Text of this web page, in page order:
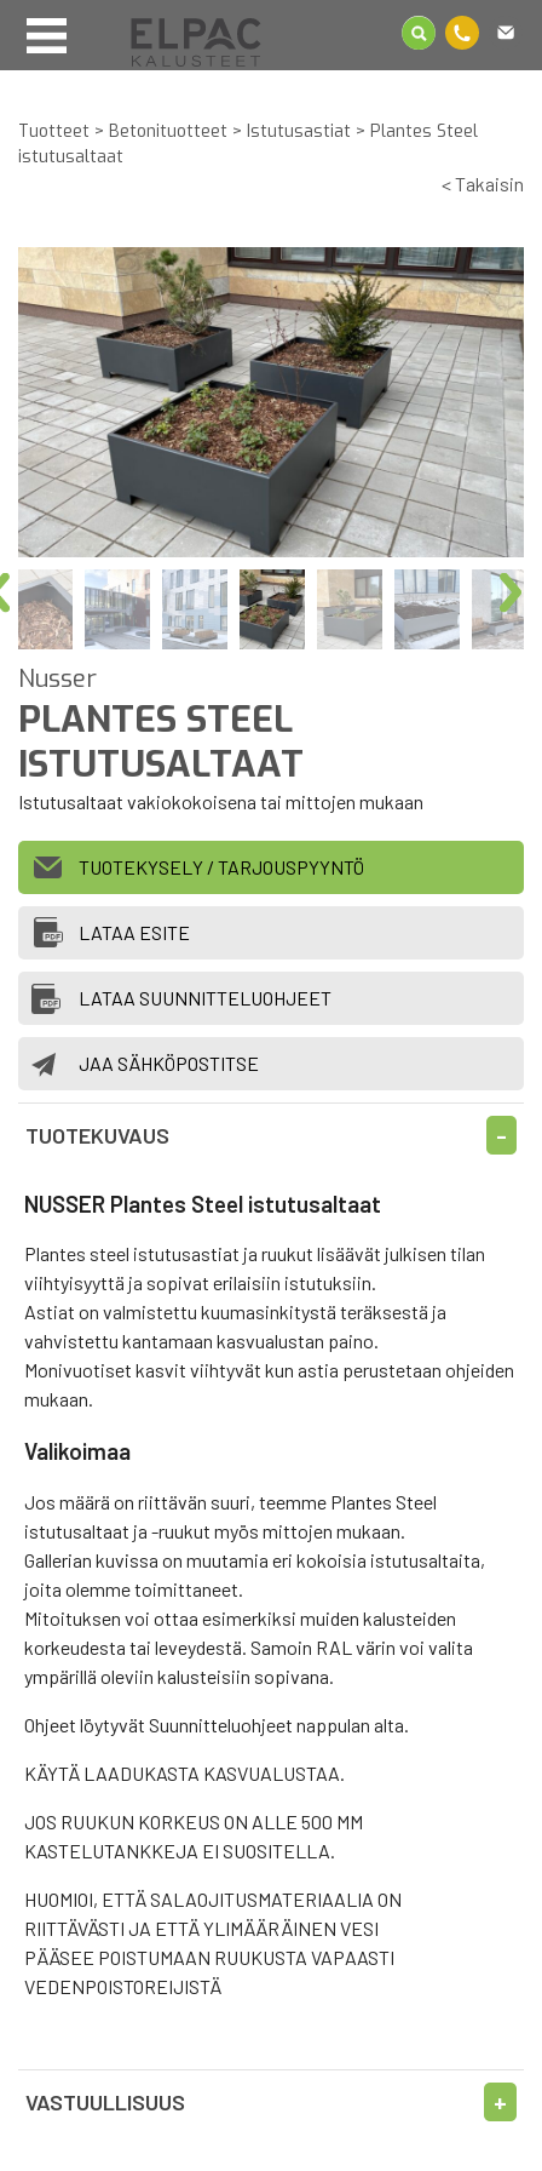
Tuotteet > Betonituotteet > Istutusastiat > Plantes Steel
istutusaltaat
< Takaisin
Nusser
PLANTES STEEL
ISTUTUSALTAAT
Istutusaltaat vakiokokoisena tai mittojen mukaan
TUOTEKYSELY / TARJOUSPYYNTÖ
LATAA ESITE
LATAA SUUNNITTELUOHJEET
JAA SÄHKÖPOSTITSE
TUOTEKUVAUS
NUSSER Plantes Steel istutusaltaat
Plantes steel istutusastiat ja ruukut lisäävät julkisen tilan
viihtyisyyttä ja sopivat erilaisiin istutuksiin.
Astiat on valmistettu kuumasinkitystä teräksestä ja
vahvistettu kantamaan kasvualustan paino.
Monivuotiset kasvit viihtyvät kun astia perustetaan ohjeiden
mukaan.
Valikoimaa
Jos määrä on riittävän suuri, teemme Plantes Steel
istutusaltaat ja -ruukut myös mittojen mukaan.
Gallerian kuvissa on muutamia eri kokoisia istutusaltaita,
joita olemme toimittaneet.
Mitoituksen voi ottaa esimerkiksi muiden kalusteiden
korkeudesta tai leveydestä. Samoin RAL värin voi valita
ympärillä oleviin kalusteisiin sopivana.
Ohjeet löytyvät Suunnitteluohjeet nappulan alta.
KÄYTÄ LAADUKASTA KASVUALUSTAA.
JOS RUUKUN KORKEUS ON ALLE 500 MM
KASTELUTANKKEJA EI SUOSITELLA.
HUOMIOI, ETTÄ SALAOJITUSMATERIAALIA ON
RIITTÄVÄSTI JA ETTÄ YLIMÄÄRÄINEN VESI
PÄÄSEE POISTUMAAN RUUKUSTA VAPAASTI
VEDENPOISTOREIJISTÄ
VASTUULLISUUS